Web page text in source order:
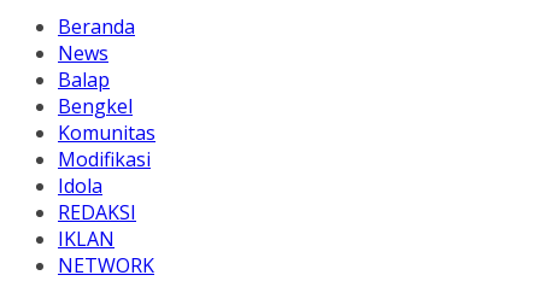
Beranda
News
Balap
Bengkel
Komunitas
Modifikasi
Idola
REDAKSI
IKLAN
NETWORK